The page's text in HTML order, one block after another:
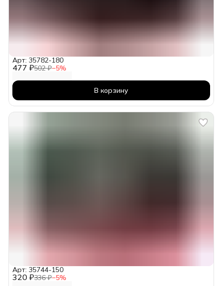
477 ₽502 ₽−5%
Арт: 35782-180
В корзину
320 ₽336 ₽−5%
Арт: 35744-150